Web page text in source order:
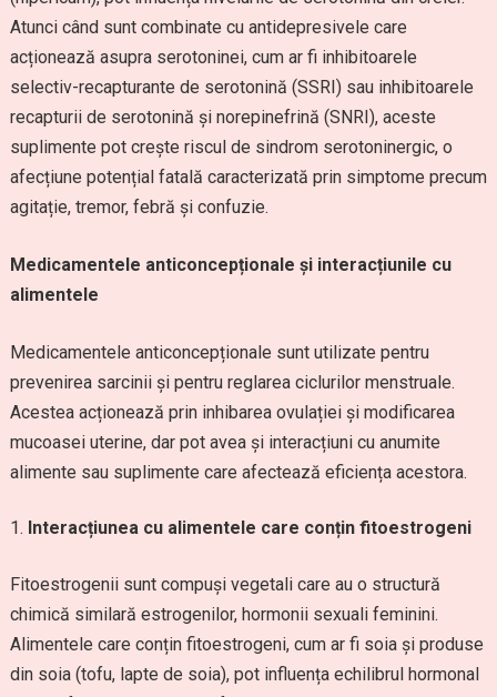
Atunci când sunt combinate cu antidepresivele care
acționează asupra serotoninei, cum ar fi inhibitoarele
selectiv-recapturante de serotonină (SSRI) sau inhibitoarele
recapturii de serotonină și norepinefrină (SNRI), aceste
suplimente pot crește riscul de sindrom serotoninergic, o
afecțiune potențial fatală caracterizată prin simptome precum
agitație, tremor, febră și confuzie.
Medicamentele anticoncepționale și interacțiunile cu
alimentele
Medicamentele anticoncepționale sunt utilizate pentru
prevenirea sarcinii și pentru reglarea ciclurilor menstruale.
Acestea acționează prin inhibarea ovulației și modificarea
mucoasei uterine, dar pot avea și interacțiuni cu anumite
alimente sau suplimente care afectează eficiența acestora.
Interacțiunea cu alimentele care conțin fitoestrogeni
Fitoestrogenii sunt compuși vegetali care au o structură
chimică similară estrogenilor, hormonii sexuali feminini.
Alimentele care conțin fitoestrogeni, cum ar fi soia și produse
din soia (tofu, lapte de soia), pot influența echilibrul hormonal